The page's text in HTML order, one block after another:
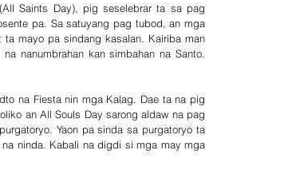
Saints Day), pig seselebrar ta sa pag
pa. Sa satuyang pag tubod, an mga
mayo pa sindang kasalan. Kairiba man
nanumbrahan kan simbahan na Santo.
na Fiesta nin mga Kalag. Dae ta na pig
an All Souls Day sarong aldaw na pag
Yaon pa sinda sa purgatoryo ta
ninda. Kabali na digdi si mga may mga